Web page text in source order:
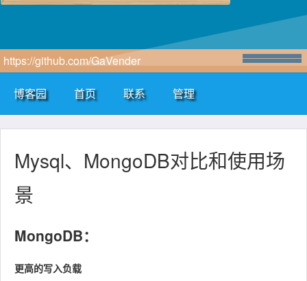
https://github.com/GaVender
博客园 首页 联系 管理
Mysql、MongoDB对比和使用场
景
MongoDB：
更高的写入负载